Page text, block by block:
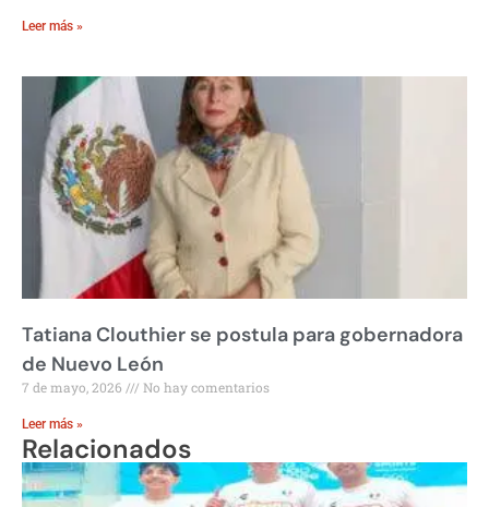
Leer más »
Tatiana Clouthier se postula para gobernadora
de Nuevo León
7 de mayo, 2026 No hay comentarios
Leer más »
Relacionados